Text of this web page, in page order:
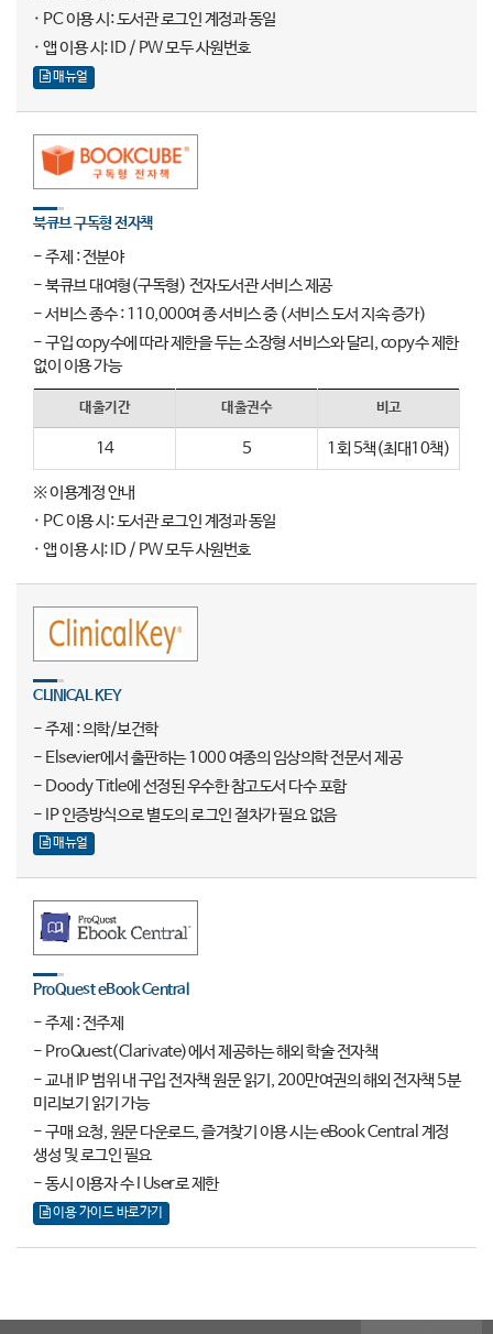
· PC 이용 시: 도서관 로그인 계정과 동일
· 앱 이용 시: ID / PW 모두 사원번호
매뉴얼
북큐브 구독형 전자책
- 주제 : 전분야
- 북큐브 대여형(구독형) 전자도서관 서비스 제공
- 서비스 종수 : 110,000여 종 서비스 중 (서비스 도서 지속 증가)
- 구입 copy수에 따라 제한을 두는 소장형 서비스와 달리, copy수 제한
없이 이용 가능
대출기간 대출권수 비고
14 5 1회 5책(최대10책)
※ 이용계정 안내
· PC 이용 시: 도서관 로그인 계정과 동일
· 앱 이용 시: ID / PW 모두 사원번호
CLINICAL KEY
- 주제 : 의학/보건학
- Elsevier에서 출판하는 1000 여종의 임상의학 전문서 제공
- Doody Title에 선정된 우수한 참고도서 다수 포함
- IP 인증방식으로 별도의 로그인 절차가 필요 없음
매뉴얼
ProQuest eBook Central
- 주제 : 전주제
- ProQuest(Clarivate)에서 제공하는 해외 학술 전자책
- 교내 IP 범위 내 구입 전자책 원문 읽기, 200만여권의 해외 전자책 5분
미리보기 읽기 가능
- 구매 요청, 원문 다운로드, 즐겨찾기 이용 시는 eBook Central 계정
생성 및 로그인 필요
- 동시 이용자 수 I User로 제한
이용 가이드 바로가기